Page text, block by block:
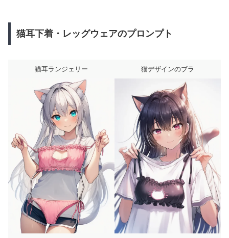
猫耳下着・レッグウェアのプロンプト
猫耳ランジェリー 猫デザインのブラ